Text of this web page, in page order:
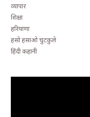
व्यापार
शिक्षा
हरियाणा
हसो हसाओ चुटकुले
हिंदी कहानी